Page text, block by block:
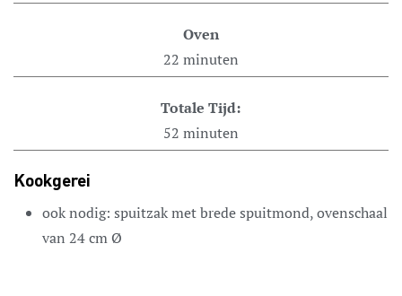
Oven
22 minuten
Totale Tijd:
52 minuten
Kookgerei
ook nodig: spuitzak met brede spuitmond, ovenschaal
van 24 cm Ø